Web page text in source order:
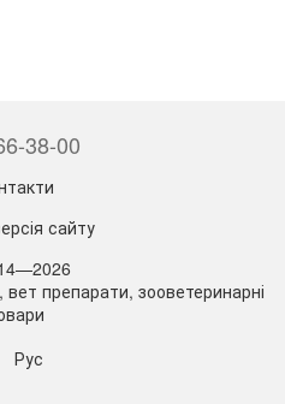
38-00
сайту
препарати, зооветеринарні
Рус